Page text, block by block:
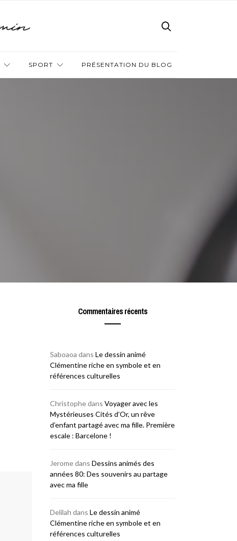
SPORT PRÉSENTATION DU BLOG
Commentaires récents
Saboaoa dans Le dessin animé
Clémentine riche en symbole et en
références culturelles
Christophedans Voyager avec les
Mystérieuses Cités d’Or, un rêve
d’enfant partagé avec ma fille. Première
escale : Barcelone !
Jeromedans Dessins animés des
années 80: Des souvenirs au partage
avec ma fille
Delilah dans Le dessin animé
Clémentine riche en symbole et en
références culturelles